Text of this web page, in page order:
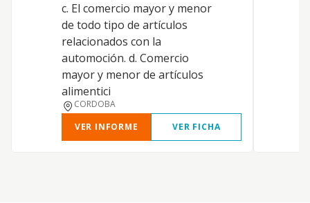
c. El comercio mayor y menor
de todo tipo de artículos
relacionados con la
automoción. d. Comercio
mayor y menor de artículos
alimentici
CORDOBA
VER INFORME
VER FICHA